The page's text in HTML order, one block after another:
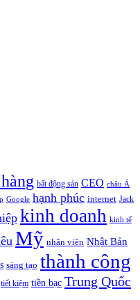
bất động sản CEO châu Á
Google hạnh phúc internet Jack
kinh doanh kinh tế
Mỹ nhân viên Nhật Bản
sáng tạo thành công
tiết kiệm tiền bạc Trung Quốc